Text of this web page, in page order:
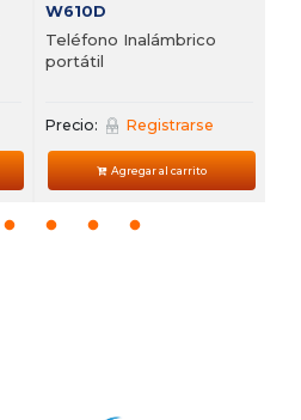
W610D
Teléfono Inalámbrico
portátil
Precio: Registrarse
Agregar al carrito